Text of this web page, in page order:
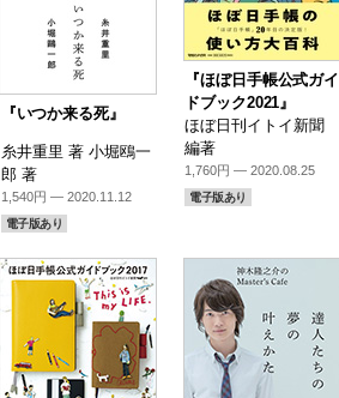
『いつか来る死』
糸井重里 著 小堀鴎一
郎 著
1,540円 — 2020.11.12
電子版あり
『ほぼ日手帳公式ガイ
ドブック2021』
ほぼ日刊イトイ新聞
編著
1,760円 — 2020.08.25
電子版あり